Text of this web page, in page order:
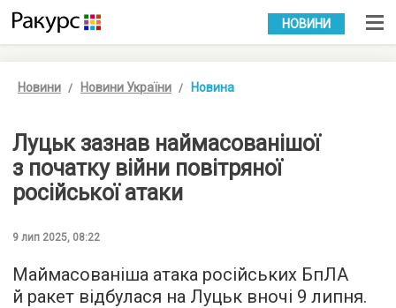
УКР РУС
НОВИНИ
Новини Новини України Новина
Луцьк зазнав наймасованішої
з початку війни повітряної
російської атаки
9 лип 2025, 08:22
Маймасованіша атака російських БпЛА
й ракет відбулася на Луцьк вночі 9 липня.